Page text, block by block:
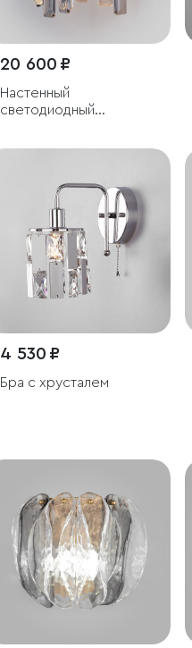
20 600 ₽
Настенный
светодиодный
4 530 ₽
Бра с хрусталем